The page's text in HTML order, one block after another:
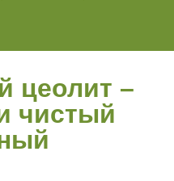
цеолит –
чистый